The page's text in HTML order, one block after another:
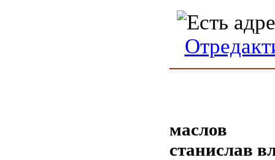
маслов
станислав